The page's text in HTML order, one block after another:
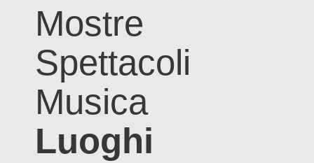
Mostre
Spettacoli
Musica
Luoghi